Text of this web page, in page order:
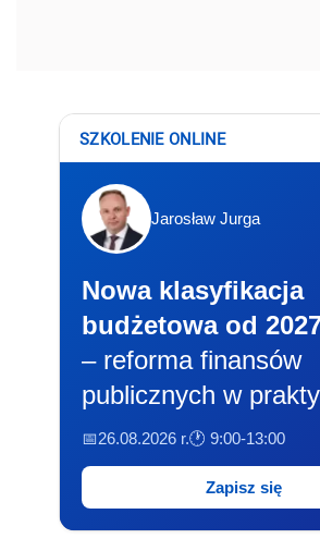
SZKOLENIE ONLINE
Jarosław Jurga
Nowa klasyfikacja
budżetowa od
– reforma finansów
publicznych w
📅26.08.2026 r.🕐 9:00-13:00
Zapisz się